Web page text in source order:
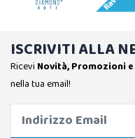
ISCRIVITI ALLA
Ricevi Novità, Promozioni
nella tua email!